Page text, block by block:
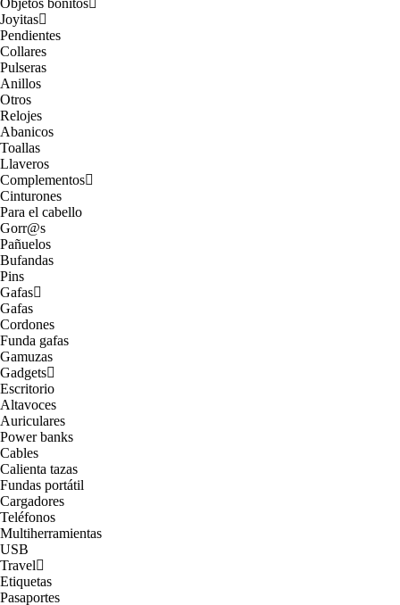
Objetos bonitos
Joyitas
Pendientes
Collares
Pulseras
Anillos
Otros
Relojes
Abanicos
Toallas
Llaveros
Complementos
Cinturones
Para el cabello
Gorr@s
Pañuelos
Bufandas
Pins
Gafas
Gafas
Cordones
Funda gafas
Gamuzas
Gadgets
Escritorio
Altavoces
Auriculares
Power banks
Cables
Calienta tazas
Fundas portátil
Cargadores
Teléfonos
Multiherramientas
USB
Travel
Etiquetas
Pasaportes